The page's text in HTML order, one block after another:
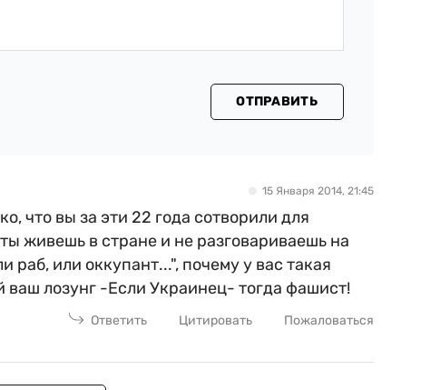
ОТПРАВИТЬ
15 Января 2014, 21:45
что вы за эти 22 года сотворили для
живешь в стране и не разговариваешь на
раб, или оккупант...", почему у вас такая
лозунг -Если Украинец- тогда фашист!
Ответить Цитировать Пожаловаться